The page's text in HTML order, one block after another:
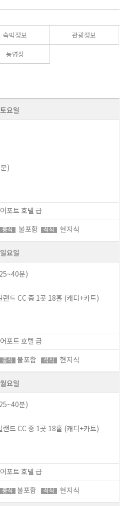
숙박정보
관광정보
동영상
요일
)
포트 호텔 급
중식 불포함 석식 현지식
요일
분)
드 CC 중 1곳 18홀 (캐디+카트)
포트 호텔 급
중식 불포함 석식 현지식
요일
분)
드 CC 중 1곳 18홀 (캐디+카트)
포트 호텔 급
중식 불포함 석식 현지식